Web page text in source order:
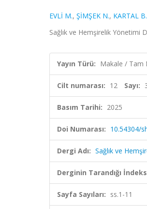
EVLİ M., ŞİMŞEK N., KARTAL B.
Sağlık ve Hemşirelik Yönetimi
Yayın Türü: Makale / Tam
Cilt numarası: 12 Sayı:
Basım Tarihi: 2025
Doi Numarası: 10.54304/
Dergi Adı: Sağlık ve
Derginin Tarandığı
Sayfa Sayıları: ss.1-11